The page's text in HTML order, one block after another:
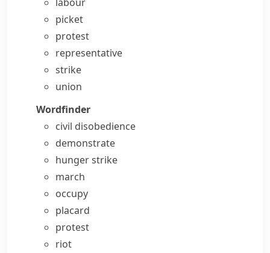
picket
protest
representative
strike
union
Wordfinder
civil disobedience
demonstrate
hunger strike
march
occupy
placard
protest
riot